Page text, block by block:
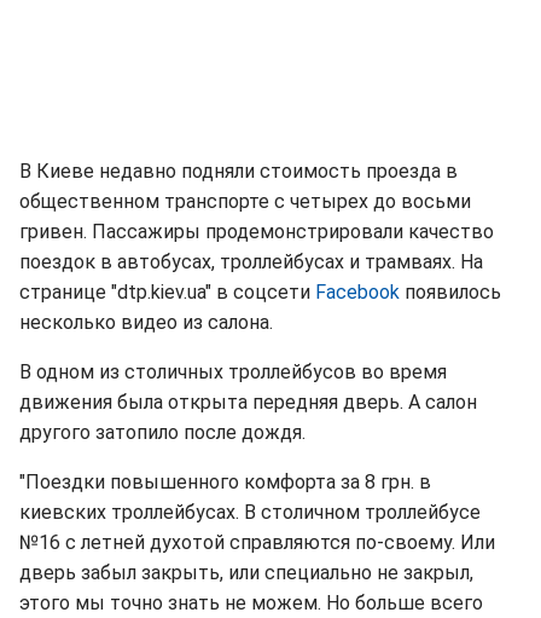
В Киеве недавно подняли стоимость проезда в
общественном транспорте с четырех до восьми
гривен. Пассажиры продемонстрировали качество
поездок в автобусах, троллейбусах и трамваях. На
странице "dtp.kiev.ua" в соцсети Facebook появилось
несколько видео из салона.
В одном из столичных троллейбусов во время
движения была открыта передняя дверь. А салон
другого затопило после дождя.
"Поездки повышенного комфорта за 8 грн. в
киевских троллейбусах. В столичном троллейбусе
№16 с летней духотой справляются по-своему. Или
дверь забыл закрыть, или специально не закрыл,
этого мы точно знать не можем. Но больше всего